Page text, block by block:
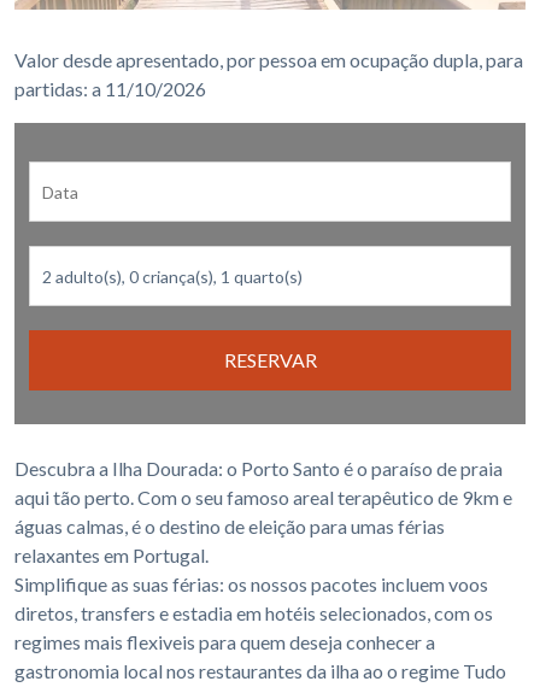
Valor desde apresentado, por pessoa em ocupação dupla, para
partidas: a 11/10/2026
RESERVAR
Descubra a Ilha Dourada: o Porto Santo é o paraíso de praia
aqui tão perto. Com o seu famoso areal terapêutico de 9km e
águas calmas, é o destino de eleição para umas férias
relaxantes em Portugal.
Simplifique as suas férias: os nossos pacotes incluem voos
diretos, transfers e estadia em hotéis selecionados, com os
regimes mais flexiveis para quem deseja conhecer a
gastronomia local nos restaurantes da ilha ao o regime Tudo